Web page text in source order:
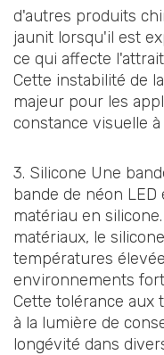
d'autres produits
jaunit lorsqu'il est
ce qui affecte
Cette instabilité de
majeur pour les
constance visuelle
3. Silicone Une
bande de néon LED
matériau en
matériaux, le
températures
environnements
Cette tolérance aux
à la lumière de
longévité dans